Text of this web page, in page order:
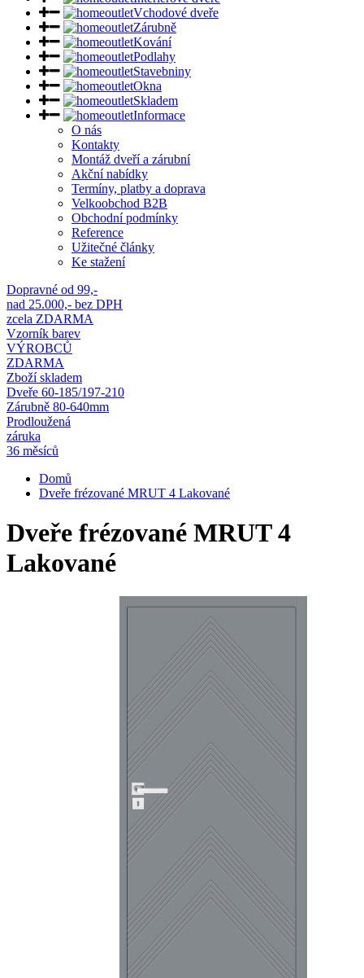
Vchodové dveře
Zárubně
Kování
Podlahy
Stavebniny
Okna
Skladem
Informace
O nás
Kontakty
Montáž dveří a zárubní
Akční nabídky
Termíny, platby a doprava
Velkoobchod B2B
Obchodní podmínky
Reference
Užitečné články
Ke stažení
Dopravné od 99,-
nad 25.000,- bez DPH
zcela ZDARMA
Vzorník barev
VÝROBCŮ
ZDARMA
Zboží skladem
Dveře 60-185/197-210
Zárubně 80-640mm
Prodloužená
záruka
36 měsíců
Domů
Dveře frézované MRUT 4 Lakované
Dveře frézované MRUT 4
Lakované